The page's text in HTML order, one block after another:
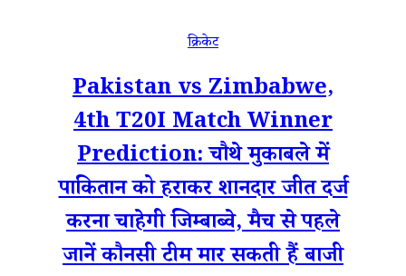
क्रिकेट
Pakistan vs Zimbabwe,
4th T20I Match Winner
Prediction: चौथे मुकाबले में
पाकितान को हराकर शानदार जीत दर्ज
करना चाहेगी जिम्बाब्वे, मैच से पहले
जानें कौनसी टीम मार सकती हैं बाजी